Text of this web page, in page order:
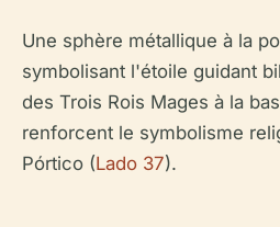
Une sphère métallique à la
symbolisant l'étoile guidant
des Trois Rois Mages à la
renforcent le symbolisme
Pórtico (Lado 37).